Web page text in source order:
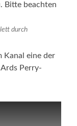
Bitte beachten
durch
Kanal eine der
Perry-